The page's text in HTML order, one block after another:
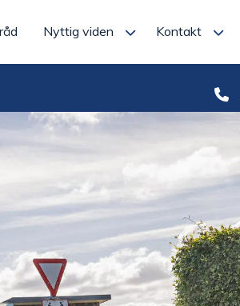
Nyttig viden Kontakt